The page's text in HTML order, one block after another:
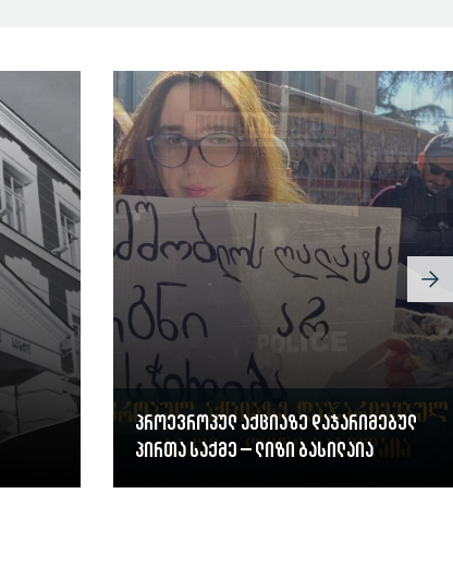
პროევროპულ აქციაზე დაჯარიმებულ
პირთა საქმე – ლიზი ბასილაია